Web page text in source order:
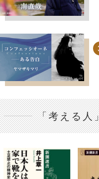
「考える人